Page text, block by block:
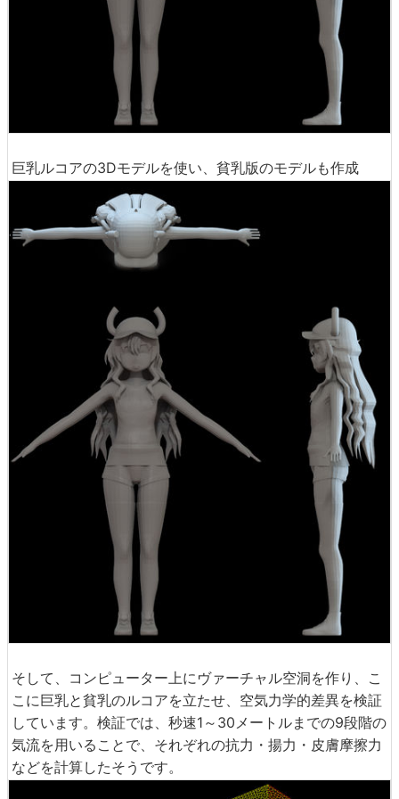
巨乳ルコアの3Dモデルを使い、貧乳版のモデルも作成
そして、コンピューター上にヴァーチャル空洞を作り、こ
こに巨乳と貧乳のルコアを立たせ、空気力学的差異を検証
しています。検証では、秒速1～30メートルまでの9段階の
気流を用いることで、それぞれの抗力・揚力・皮膚摩擦力
などを計算したそうです。